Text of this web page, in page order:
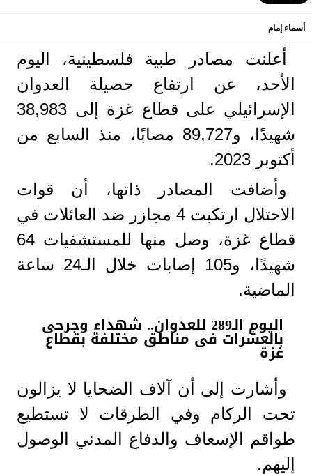
أسماء إمام
أعلنت مصادر طبية فلسطينية، اليوم
الأحد، عن ارتفاع حصيلة العدوان
الإسرائيلي على قطاع غزة إلى 38,983
شهيدًا، و89,727 مصابًا، منذ السابع من
أكتوبر 2023.
وأضافت المصادر ذاتها، أن قوات
الاحتلال ارتكبت 4 مجازر ضد العائلات في
قطاع غزة، وصل منها للمستشفيات 64
شهيدًا، و105 إصابات خلال الـ24 ساعة
الماضية.
اليوم الـ289 للعدوان.. شهداء وجرحى
بالعشرات فى مناطق مختلفة بقطاع
غزة
وأشارت إلى أن آلاف الضحايا لا يزالون
تحت الركام وفي الطرقات لا تستطيع
طواقم الإسعاف والدفاع المدني الوصول
إليهم.